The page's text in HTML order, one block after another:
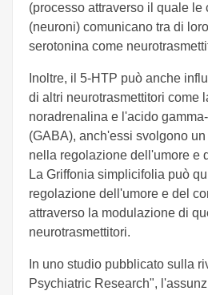
(processo attraverso il quale le
(neuroni) comunicano tra di
serotonina come
Inoltre, il 5-HTP può anche
di altri neurotrasmettitori come
noradrenalina e l'acido
(GABA), anch'essi svolgono
nella regolazione dell'umore e
La Griffonia simplicifolia può
regolazione dell'umore e del
attraverso la modulazione di
neurotrasmettitori.
In uno studio pubblicato sulla
Psychiatric Research",